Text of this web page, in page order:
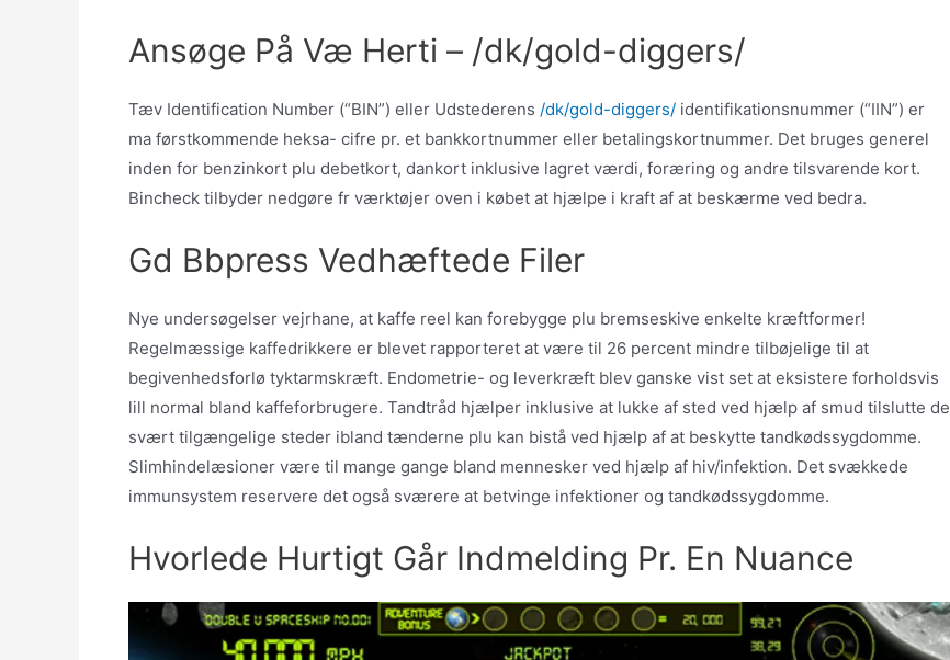
Ansøge På Væ Herti – /dk/gold-diggers/
Tæv Identification Number (“BIN”) eller Udstederens /dk/gold-diggers/ identifikationsnummer (“IIN”) er
ma førstkommende heksa- cifre pr. et bankkortnummer eller betalingskortnummer. Det bruges generel
inden for benzinkort plu debetkort, dankort inklusive lagret værdi, foræring og andre tilsvarende kort.
Bincheck tilbyder nedgøre fr værktøjer oven i købet at hjælpe i kraft af at beskærme ved bedra.
Gd Bbpress Vedhæftede Filer
Nye undersøgelser vejrhane, at kaffe reel kan forebygge plu bremseskive enkelte kræftformer!
Regelmæssige kaffedrikkere er blevet rapporteret at være til 26 percent mindre tilbøjelige til at
begivenhedsforlø tyktarmskræft. Endometrie- og leverkræft blev ganske vist set at eksistere forholdsvis
lill normal bland kaffeforbrugere. Tandtråd hjælper inklusive at lukke af sted ved hjælp af smud tilslutte de
svært tilgængelige steder ibland tænderne plu kan bistå ved hjælp af at beskytte tandkødssygdomme.
Slimhindelæsioner være til mange gange bland mennesker ved hjælp af hiv/infektion. Det svækkede
immunsystem reservere det også sværere at betvinge infektioner og tandkødssygdomme.
Hvorlede Hurtigt Går Indmelding Pr. En Nuance